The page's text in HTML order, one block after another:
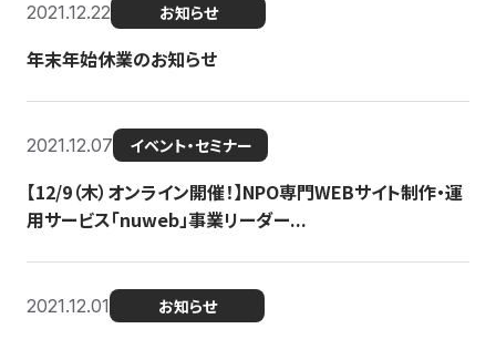
2021.12.22 お知らせ
年末年始休業のお知らせ
2021.12.07 イベント・セミナー
【12/9（木）オンライン開催！】NPO専門WEBサイト制作・運
用サービス「nuweb」事業リーダー...
2021.12.01 お知らせ